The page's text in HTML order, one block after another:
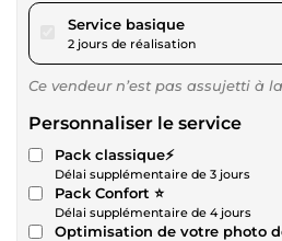
Service basiquepour 17,34 $US
2 jours de réalisation
Ce vendeur n’est pas assujetti à
Personnaliser le service
Pack classique⚡
Délai supplémentaire de 3 jours
Pack Confort ⭐
Délai supplémentaire de 4 jours
Optimisation de votre photo